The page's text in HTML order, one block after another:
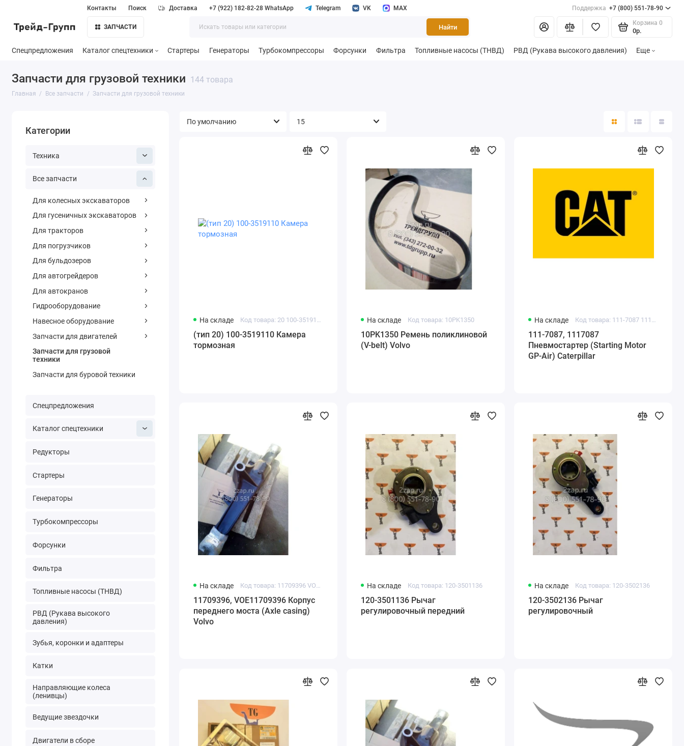
Контакты Поиск Доставка +7 (922) 182-82-28 WhatsApp Telegram VK MAX Поддержка +7 (800) 551-78-90
ЗАПЧАСТИ Найти
Корзина 0
0р.
Спецпредложения Каталог спецтехники Стартеры Генераторы Турбокомпрессоры Форсунки Фильтра Топливные насосы (ТНВД) РВД (Рукава высокого давления) Еще
Запчасти для грузовой техники 144 товара
Главная Все запчасти Запчасти для грузовой техники
Категории
Техника
Все запчасти
Для колесных экскаваторов
Для гусеничных экскаваторов
Для тракторов
Для погрузчиков
Для бульдозеров
Для автогрейдеров
Для автокранов
Гидрооборудование
Навесное оборудование
Запчасти для двигателей
Запчасти для грузовой
техники
Запчасти для буровой техники
Спецпредложения
Каталог спецтехники
Редукторы
Стартеры
Генераторы
Турбокомпрессоры
Форсунки
Фильтра
Топливные насосы (ТНВД)
РВД (Рукава высокого
давления)
Зубья, коронки и адаптеры
Катки
Направляющие колеса
(ленивцы)
Ведущие звездочки
Двигатели в сборе
На складе Код товара: 20 100-3519110
(тип 20) 100-3519110 Камера
тормозная
На складе Код товара: 10PK1350
10PK1350 Ремень поликлиновой
(V-belt) Volvo
На складе Код товара: 111-7087 1117087 CA1117087
111-7087, 1117087
Пневмостартер (Starting Motor
GP-Air) Caterpillar
На складе Код товара: 11709396 VOE11709396
11709396, VOE11709396 Корпус
переднего моста (Axle casing)
Volvo
На складе Код товара: 120-3501136
120-3501136 Рычаг
регулировочный передний
На складе Код товара: 120-3502136
120-3502136 Рычаг
регулировочный